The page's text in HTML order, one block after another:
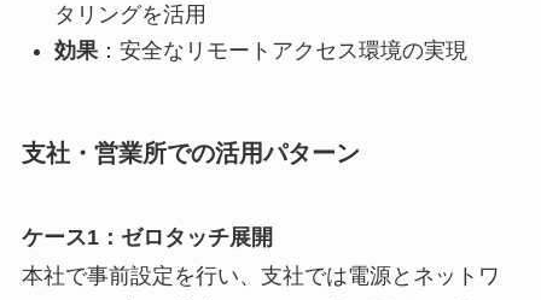
タリングを活用
効果：安全なリモートアクセス環境の実現
支社・営業所での活用パターン
ケース1：ゼロタッチ展開
本社で事前設定を行い、支社では電源とネットワ